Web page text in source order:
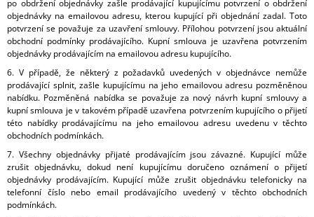
po obdržení objednávky zašle prodávající kupujícímu potvrzení o obdržení
objednávky na emailovou adresu, kterou kupující při objednání zadal. Toto
potvrzení se považuje za uzavření smlouvy. Přílohou potvrzení jsou aktuální
obchodní podmínky prodávajícího. Kupní smlouva je uzavřena potvrzením
objednávky prodávajícím na emailovou adresu kupujícího.
6. V případě, že některý z požadavků uvedených v objednávce nemůže
prodávající splnit, zašle kupujícímu na jeho emailovou adresu pozměněnou
nabídku. Pozměněná nabídka se považuje za nový návrh kupní smlouvy a
kupní smlouva je v takovém případě uzavřena potvrzením kupujícího o přijetí
této nabídky prodávajícímu na jeho emailovou adresu uvedenu v těchto
obchodních podmínkách.
7. Všechny objednávky přijaté prodávajícím jsou závazné. Kupující může
zrušit objednávku, dokud není kupujícímu doručeno oznámení o přijetí
objednávky prodávajícím. Kupující může zrušit objednávku telefonicky na
telefonní číslo nebo email prodávajícího uvedený v těchto obchodních
podmínkách.